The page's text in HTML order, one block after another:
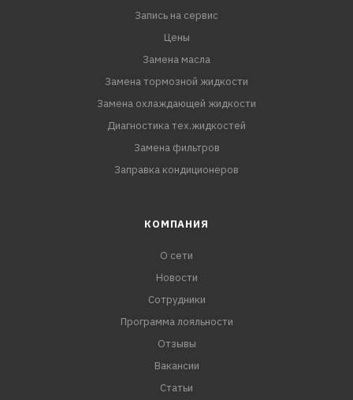
Запись на сервис
Цены
Замена масла
Замена тормозной жидкости
Замена охлаждающей жидкости
Диагностика тех.жидкостей
Замена фильтров
Заправка кондиционеров
КОМПАНИЯ
О сети
Новости
Сотрудники
Программа лояльности
Отзывы
Вакансии
Статьи